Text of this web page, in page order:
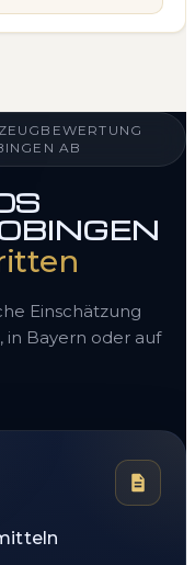
AB
Einschätzung
Bayern oder auf